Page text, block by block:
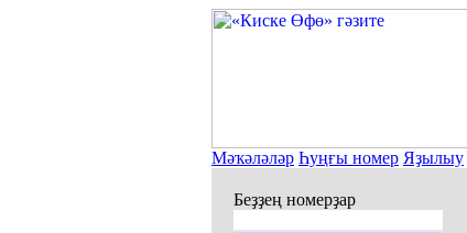
Мәҡәләләр Һуңғы номер Яҙылыу
Беҙҙең номерҙар